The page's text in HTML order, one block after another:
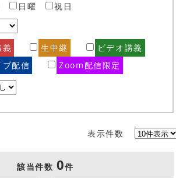
日曜
祝日
義 生中継
ビデオ講義
ブ配信
Zoom配信限定
表示件数
該当件数 0件